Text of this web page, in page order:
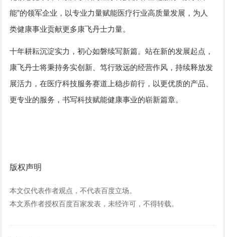
能”的领军企业，以专业力量赋能医疗行业高质量发展，为人
类健康事业贡献更多康飞丹士力量。
十年耕耘沉淀实力，初心如磐续写新篇。站在新的发展起点，
康飞丹士将秉持务实创新、笃行致远的经营作风，持续释放发
展活力，在医疗科技服务赛道上稳步前行，以更优质的产品、
更专业的服务，书写科技赋能健康事业的崭新篇章。
版权声明
本文仅代表作者观点，不代表百度立场。
本文系作者授权百度百家发表，未经许可，不得转载。